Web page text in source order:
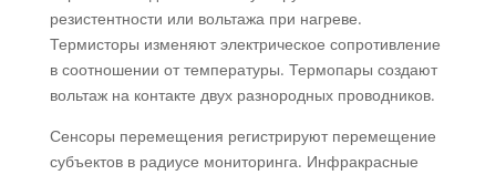
резистентности или вольтажа при нагреве.
Термисторы изменяют электрическое сопротивление
в соотношении от температуры. Термопары создают
вольтаж на контакте двух разнородных проводников.
Сенсоры перемещения регистрируют перемещение
субъектов в радиусе мониторинга. Инфракрасные